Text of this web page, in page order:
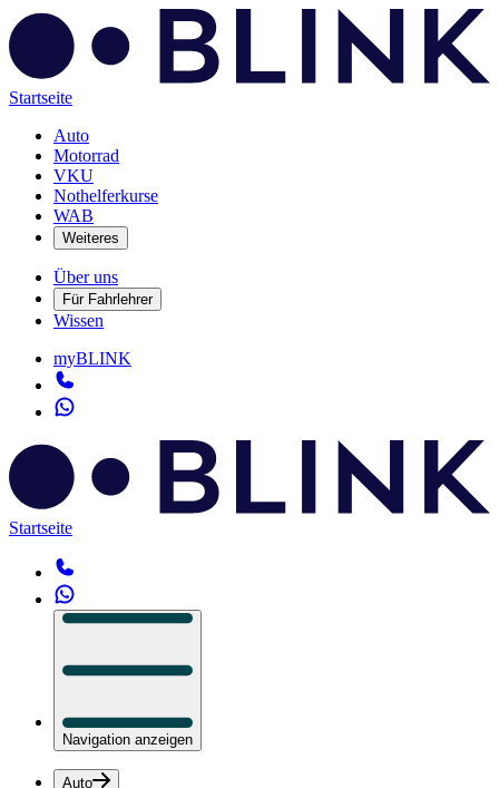
Startseite
Auto
Motorrad
VKU
Nothelferkurse
WAB
Weiteres
Über uns
Für Fahrlehrer
Wissen
myBLINK
Startseite
Navigation anzeigen
Auto